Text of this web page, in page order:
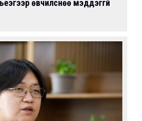
өвчилснөө мэддэггүй